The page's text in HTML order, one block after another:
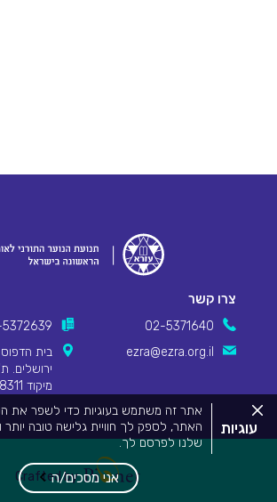
עוגיות
אתר זה משתמש בעוגיות כדי לשפר את
האתר, לספק לך חוויית גלישה טובה
שלנו לפרסם לך.
מידע המפרט על השימוש בעוגיות באתר זה
אותם, ניתן לצפותבמדיניות העוגיות שלנו
על ידי שימוש באתר זה או לחיצה על
אני מסכים/ה
סגור
את
מדיניות
צרו קשר
02-5371640
ezra@ezra.org.il
מיקוד 9548311
Crafted by
Pionet Logo